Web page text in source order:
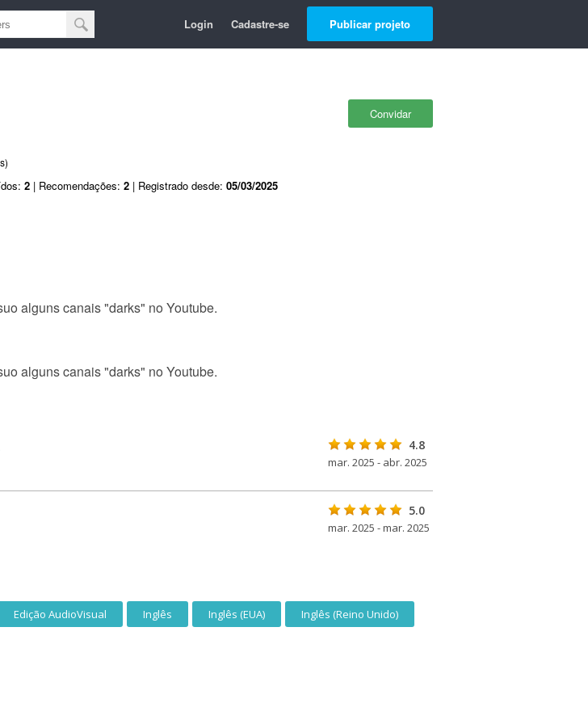
Login Cadastre-se Publicar projeto
Convidar
2 | Recomendações: 2 | Registrado desde: 05/03/2025
alguns canais "darks" no Youtube.
alguns canais "darks" no Youtube.
4.8
mar. 2025 - abr. 2025
5.0
mar. 2025 - mar. 2025
Edição AudioVisual Inglês Inglês (EUA) Inglês (Reino Unido)